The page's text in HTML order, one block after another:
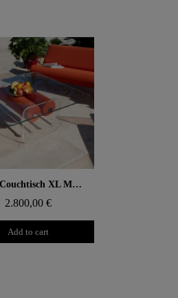
Aperçu rapide Design Couchtisch XL MW – Glasplatte, Zylinder aus Schaumstoff mit Wabenstruktur
2.800,00 €
Add to cart